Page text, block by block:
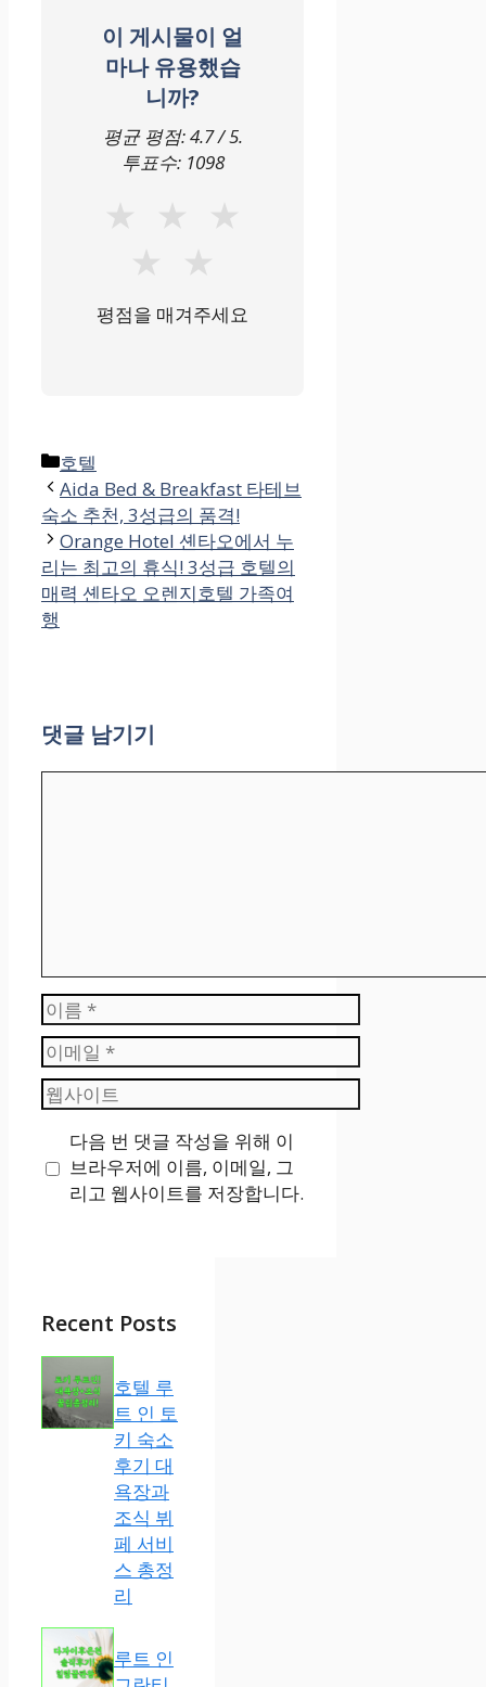
이 게시물이 얼
마나 유용했습
니까?
평균 평점:4.7/ 5.
투표수: 1098
★ ★
★
★
★
평점을 매겨주세요
카
테
고
리
호텔
Aida Bed & Breakfast 타테브
숙소 추천, 3성급의 품격!
Orange Hotel 셴타오에서 누
리는 최고의 휴식! 3성급 호텔의
매력 셴타오 오렌지호텔 가족여
행
댓글 남기기
이
름
이
메
일
웹
사
트
다음 번 댓글 작성을 위해 이
브라우저에 이름, 이메일, 그
리고 웹사이트를 저장합니다.
Recent Posts
호텔 루
트 인 토
키 숙소
후기 대
욕장과
조식 뷔
페 서비
스 총정
리
루트 인